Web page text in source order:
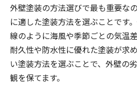
外壁塗装の方法選びで最も重要な
に適した塗装方法を選ぶことです
線のように海風や季節ごとの気温
耐久性や防水性に優れた塗装が求
い塗装方法を選ぶことで、外壁の
観を保てます。